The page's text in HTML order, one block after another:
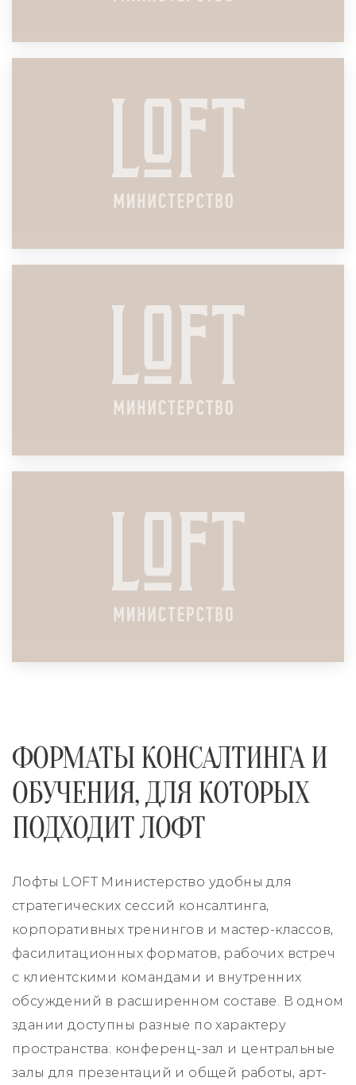
ФОРМАТЫ КОНСАЛТИНГА И
ОБУЧЕНИЯ, ДЛЯ КОТОРЫХ
ПОДХОДИТ ЛОФТ
Лофты LOFT Министерство удобны для
стратегических сессий консалтинга,
корпоративных тренингов и мастер-классов,
фасилитационных форматов, рабочих встреч
с клиентскими командами и внутренних
обсуждений в расширенном составе. В одном
здании доступны разные по характеру
пространства: конференц-зал и центральные
залы для презентаций и общей работы, арт-